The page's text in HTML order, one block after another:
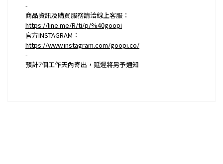
-
商品資訊及購買服務請洽線上客服：
https://line.me/R/ti/p/%40goopi
官方INSTAGRAM：
https://www.instagram.com/goopi.co/
-
預計7個工作天內寄出，延遲將另予通知